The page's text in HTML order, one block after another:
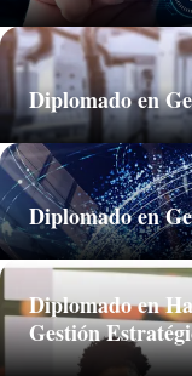
Diplomado en
Diplomado en
Diplomado en
Gestión